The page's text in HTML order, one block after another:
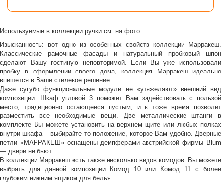
Используемые в коллекции ручки см. на фото
Изысканность: вот одно из особенных свойств коллекции Марракеш.
Классические рамочные фасады и натуральный пробковый шпон
сделают Вашу гостиную неповторимой. Если Вы уже использовали
пробку в оформлении своего дома, коллекция Марракеш идеально
впишется в Ваше стилевое решение.
Даже сугубо функциональные модули не «утяжеляют» внешний вид
композиции. Шкаф угловой 3 поможет Вам задействовать с пользой
место, традиционно остающееся пустым, и в тоже время позволит
разместить все необходимые вещи. Две металлические штанги в
комплекте Вы можете установить на верхнем щите или любых полках
внутри шкафа – выбирайте то положение, которое Вам удобно. Дверные
петли «МАРРАКЕШ» оснащены демпферами австрийской фирмы Blum
— двери не бьют.
В коллекции Марракеш есть также несколько видов комодов. Вы можете
выбрать для данной композиции Комод 10 или Комод 11 с более
глубоким нижним ящиком для белья.